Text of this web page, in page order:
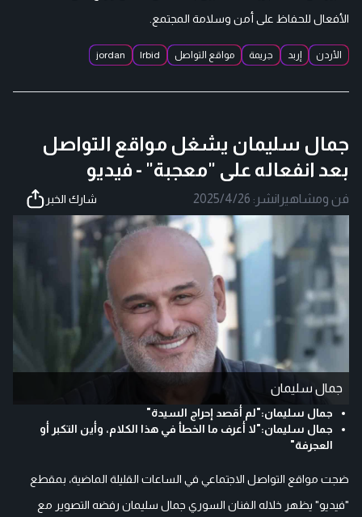
الأفعال للحفاظ على أمن وسلامة المجتمع.
الأردن إربد جريمة مواقع التواصل Irbid
jordan
جمال سليمان يشغل مواقع التواصل
بعد انفعاله على "معجبة" - فيديو
فن ومشاهير |نشر: 2025/4/26 شارك الخبر
جمال سليمان
جمال سليمان:"لم أقصد إحراج السيدة"
جمال سليمان:"لا أعرف ما الخطأ في هذا الكلام، وأين التكبر أو
العجرفة"
ضجت مواقع التواصل الاجتماعي في الساعات القليلة الماضية، بمقطع
"فيديو" يظهر خلاله الفنان السوري جمال سليمان رفضه التصوير مع